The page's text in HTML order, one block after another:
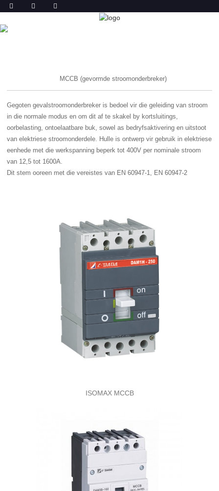
PRODUK
MCCB (gevormde stroomonderbreker)
Gegoten gevalstroomonderbreker is bedoel vir die geleiding van stroom
in die normale modus en om dit af te skakel by kortsluitings,
oorbelasting, ontoelaatbare buk, sowel as bedryfsaktivering en uitstoot
van elektriese stroomonderdele. Hulle is ontwerp vir gebruik in elektriese
eenhede met die werkspanning beperk tot 400V per nominale stroom
van 12,5 tot 1600A.
Dit stem ooreen met die vereistes van EN 60947-1, EN 60947-2
ISOMAX MCCB